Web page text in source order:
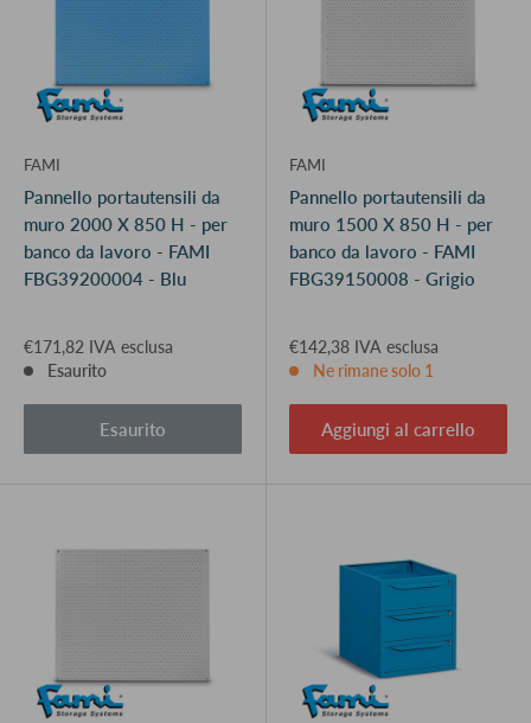
FAMI
Pannello portautensili da
muro 2000 X 850 H - per
banco da lavoro - FAMI
FBG39200004 - Blu
€171,82 IVA esclusa
Esaurito
Esaurito
FAMI
Pannello portautensili da
muro 1500 X 850 H - per
banco da lavoro - FAMI
FBG39150008 - Grigio
€142,38 IVA esclusa
Ne rimane solo 1
Aggiungi al carrello